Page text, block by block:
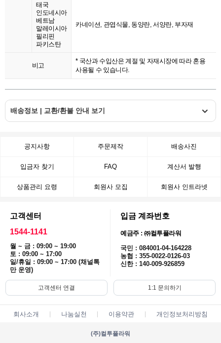
태국
인도네시아
베트남
말레이시아
필리핀
파키스탄
카네이션, 관엽식물, 동양란, 서양란, 부자재
비고
* 국산과 수입산은 계절 및 자재시장에 따라 혼용
사용될 수 있습니다.
배송정보 | 교환/환불 안내 보기
공지사항 주문제작 배송사진
입금자 찾기 FAQ 계산서 발행
상품관리 요령 회원사 모집 회원사 인트라넷
고객센터
1544-1141
월 ~ 금 : 09:00 ~ 19:00
토 : 09:00 ~ 17:00
일/휴일 : 09:00 ~ 17:00 (채널톡
만 운영)
입금 계좌번호
예금주 : ㈜컬투플라워
국민 : 084001-04-164228
농협 : 355-0022-0126-03
신한 : 140-009-926859
고객센터 연결 1:1 문의하기
회사소개 나눔실천 이용약관 개인정보처리방침
(주)컬투플라워